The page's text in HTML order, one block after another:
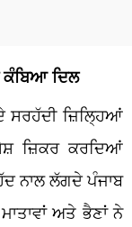
ਕੰਬਿਆ ਦਿਲ
ਸਰਹੱਦੀ ਜ਼ਿਲ੍ਹਿਆਂ
ਜ਼ਿਕਰ ਕਰਦਿਆਂ
ਨਾਲ ਲੱਗਦੇ ਪੰਜਾਬ
ਅਤੇ ਭੈਣਾਂ ਨੇ